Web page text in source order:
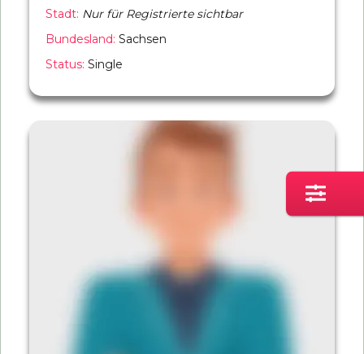
Stadt: Nur für Registrierte sichtbar
Bundesland: Sachsen
Status: Single